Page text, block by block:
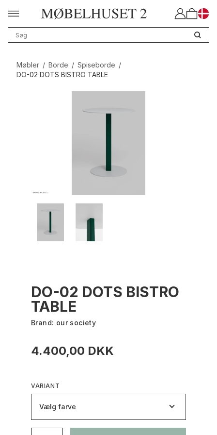
Møbler / Borde / Spiseborde /
DO-02 DOTS BISTRO TABLE
DO-02 DOTS BISTRO
TABLE
Brand: our society
4.400,00 DKK
VARIANT
Vælg farve